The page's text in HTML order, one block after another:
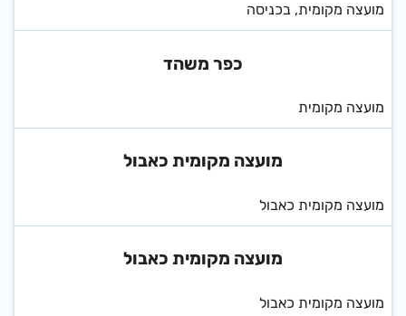
מועצה מקומית, בכניסה
כפר משהד
מועצה מקומית
מועצה מקומית כאבול
מועצה מקומית כאבול
מועצה מקומית כאבול
מועצה מקומית כאבול